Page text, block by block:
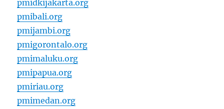
pmidkijakarta.org
pmibali.org
pmijambi.org
pmigorontalo.org
pmimaluku.org
pmipapua.org
pmiriau.org
pmimedan.org